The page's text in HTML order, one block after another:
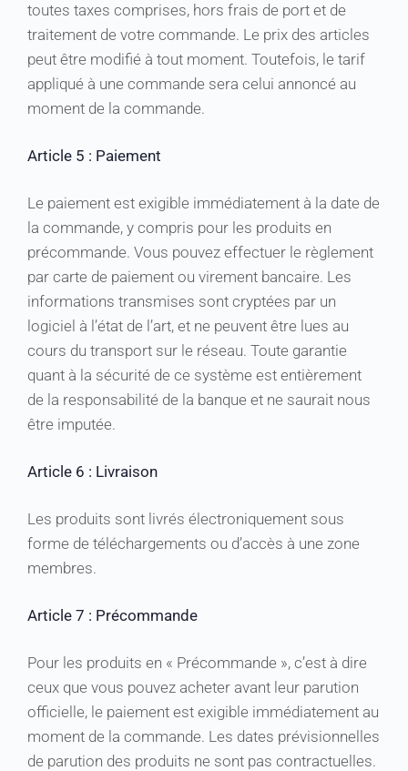
toutes taxes comprises, hors frais de port et de
traitement de votre commande. Le prix des articles
peut être modifié à tout moment. Toutefois, le tarif
appliqué à une commande sera celui annoncé au
moment de la commande.
Article 5 : Paiement
Le paiement est exigible immédiatement à la date de
la commande, y compris pour les produits en
précommande. Vous pouvez effectuer le règlement
par carte de paiement ou virement bancaire. Les
informations transmises sont cryptées par un
logiciel à l’état de l’art, et ne peuvent être lues au
cours du transport sur le réseau. Toute garantie
quant à la sécurité de ce système est entièrement
de la responsabilité de la banque et ne saurait nous
être imputée.
Article 6 : Livraison
Les produits sont livrés électroniquement sous
forme de téléchargements ou d’accès à une zone
membres.
Article 7 : Précommande
Pour les produits en « Précommande », c’est à dire
ceux que vous pouvez acheter avant leur parution
officielle, le paiement est exigible immédiatement au
moment de la commande. Les dates prévisionnelles
de parution des produits ne sont pas contractuelles.